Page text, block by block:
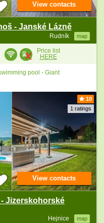
- Janské Lázně
Rudník map
View contacts
Price list
HERE
pool - Giant
10
1 ratings
Jizerskohorské
Hejnice map
View contacts